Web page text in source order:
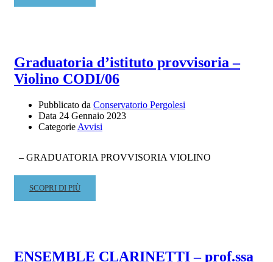
MORE
PIANISTICA
–
BENEDETTO
LUPO
Graduatoria d’istituto provvisoria –
Violino CODI/06
Pubblicato da Conservatorio Pergolesi
Data 24 Gennaio 2023
Categorie Avvisi
– GRADUATORIA PROVVISORIA VIOLINO
READ
MORE
SCOPRI DI PIÙ
ENSEMBLE CLARINETTI – prof.ssa